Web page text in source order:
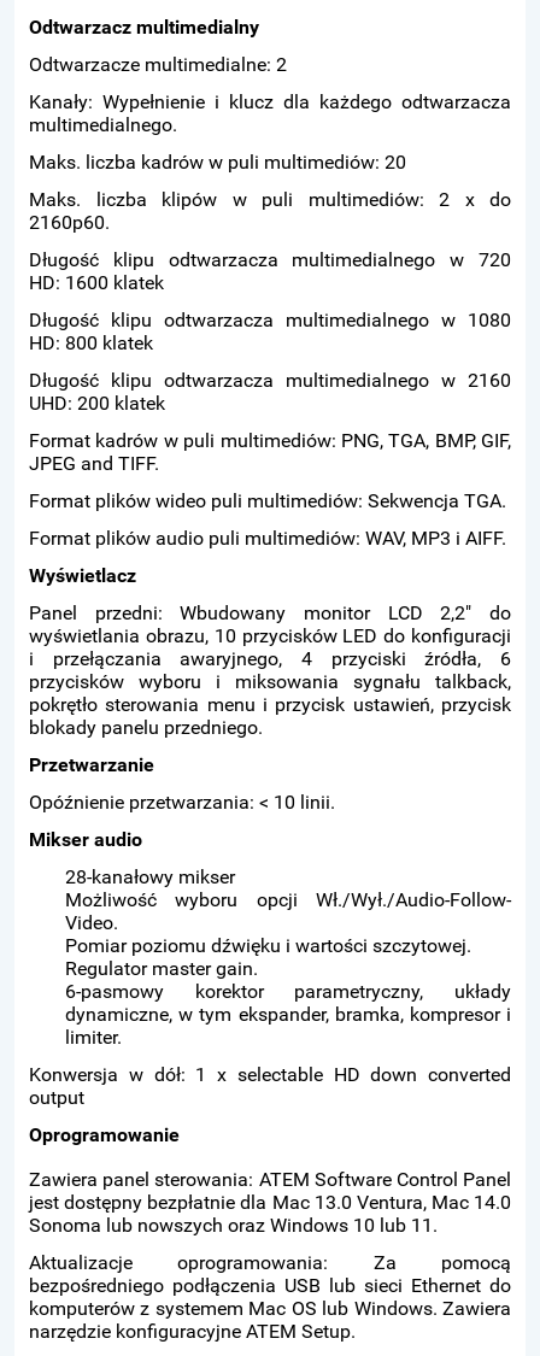
Odtwarzacz multimedialny
Odtwarzacze multimedialne: 2
Kanały: Wypełnienie i klucz dla każdego odtwarzacza
multimedialnego.
Maks. liczba kadrów w puli multimediów: 20
Maks. liczba klipów w puli multimediów: 2 x do
2160p60.
Długość klipu odtwarzacza multimedialnego w 720
HD: 1600 klatek
Długość klipu odtwarzacza multimedialnego w 1080
HD: 800 klatek
Długość klipu odtwarzacza multimedialnego w 2160
UHD: 200 klatek
Format kadrów w puli multimediów: PNG, TGA, BMP, GIF,
JPEG and TIFF.
Format plików wideo puli multimediów: Sekwencja TGA.
Format plików audio puli multimediów: WAV, MP3 i AIFF.
Wyświetlacz
Panel przedni: Wbudowany monitor LCD 2,2" do
wyświetlania obrazu, 10 przycisków LED do konfiguracji
i przełączania awaryjnego, 4 przyciski źródła, 6
przycisków wyboru i miksowania sygnału talkback,
pokrętło sterowania menu i przycisk ustawień, przycisk
blokady panelu przedniego.
Przetwarzanie
Opóźnienie przetwarzania: < 10 linii.
Mikser audio
28-kanałowy mikser
Możliwość wyboru opcji Wł./Wył./Audio-Follow-
Video.
Pomiar poziomu dźwięku i wartości szczytowej.
Regulator master gain.
6-pasmowy korektor parametryczny, układy
dynamiczne, w tym ekspander, bramka, kompresor i
limiter.
Konwersja w dół: 1 x selectable HD down converted
output
Oprogramowanie
Zawiera panel sterowania: ATEM Software Control Panel
jest dostępny bezpłatnie dla Mac 13.0 Ventura, Mac 14.0
Sonoma lub nowszych oraz Windows 10 lub 11.
Aktualizacje oprogramowania: Za pomocą
bezpośredniego podłączenia USB lub sieci Ethernet do
komputerów z systemem Mac OS lub Windows. Zawiera
narzędzie konfiguracyjne ATEM Setup.